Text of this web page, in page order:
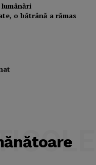
o bătrână a rămas